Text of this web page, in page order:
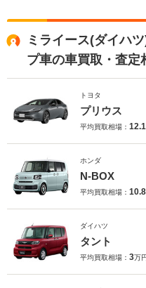
ミライース(ダイハ
プ車の車買取・査定
トヨタ
プリウス
平均買取相場： 12.1
ホンダ
N-BOX
平均買取相場： 10.8
ダイハツ
タント
平均買取相場： 3万